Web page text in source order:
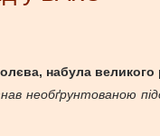
набула великого
необґрунтованою